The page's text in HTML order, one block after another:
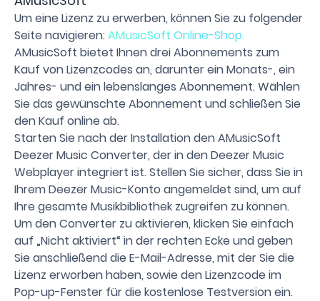
Um eine Lizenz zu erwerben, können Sie zu folgender
Seite navigieren:AMusicSoft Online-Shop.
AMusicSoft bietet Ihnen drei Abonnements zum
Kauf von Lizenzcodes an, darunter ein Monats-, ein
Jahres- und ein lebenslanges Abonnement. Wählen
Sie das gewünschte Abonnement und schließen Sie
den Kauf online ab.
Starten Sie nach der Installation den AMusicSoft
Deezer Music Converter, der in den Deezer Music
Webplayer integriert ist. Stellen Sie sicher, dass Sie in
Ihrem Deezer Music-Konto angemeldet sind, um auf
Ihre gesamte Musikbibliothek zugreifen zu können.
Um den Converter zu aktivieren, klicken Sie einfach
auf „Nicht aktiviert“ in der rechten Ecke und geben
Sie anschließend die E-Mail-Adresse, mit der Sie die
Lizenz erworben haben, sowie den Lizenzcode im
Pop-up-Fenster für die kostenlose Testversion ein.